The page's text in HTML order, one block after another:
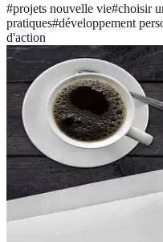
#projets nouvelle vie#choisir
pratiques#développement
d'action